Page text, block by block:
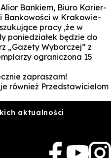
Kandydat
Student
Biznes
Bankiem, Biuro Karier-
Bankowości w Krakowie-
pracy ,że w
poniedziałek będzie do
„Gazety Wyborczej” z
ograniczona 15
zapraszam!
również Przedstawicielom
aktualności